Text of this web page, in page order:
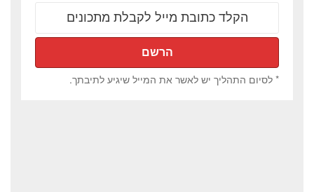
* לסיום התהליך יש לאשר את המייל שיגיע לתיבתך.